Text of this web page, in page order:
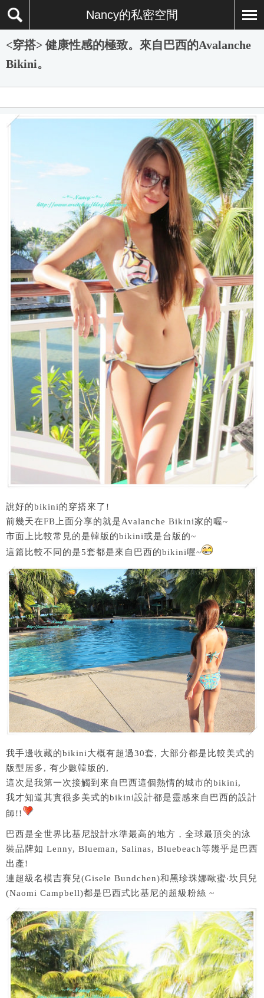
Nancy的私密空間
<穿搭> 健康性感的極致。來自巴西的Avalanche
Bikini。
說好的bikini的穿搭來了!
前幾天在FB上面分享的就是Avalanche Bikini家的喔~
市面上比較常見的是韓版的bikini或是台版的~
這篇比較不同的是5套都是來自巴西的bikini喔~
我手邊收藏的bikini大概有超過30套, 大部分都是比較美式的
版型居多, 有少數韓版的,
這次是我第一次接觸到來自巴西這個熱情的城市的bikini,
我才知道其實很多美式的bikini設計都是靈感來自巴西的設計
師!!
巴西是全世界比基尼設計水準最高的地方，全球最頂尖的泳
裝品牌如 Lenny, Blueman, Salinas, Bluebeach等幾乎是巴西
出產!
連超級名模吉賽兒(Gisele Bundchen)和黑珍珠娜歐蜜‧坎貝兒
(Naomi Campbell)都是巴西式比基尼的超級粉絲 ~